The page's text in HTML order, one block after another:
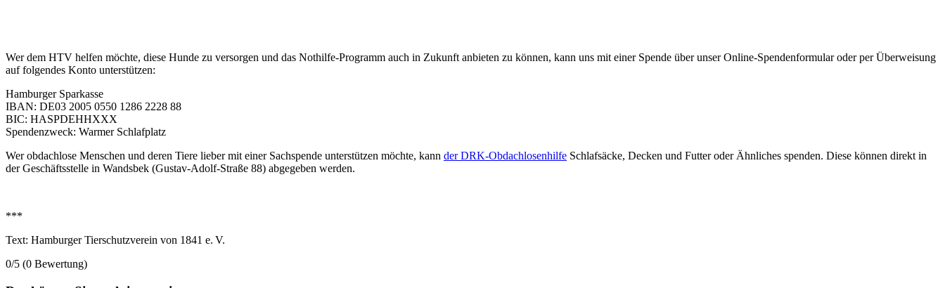
Wer dem HTV helfen möchte, diese Hunde zu versorgen und das Nothilfe-Programm auch in Zukunft anbieten zu können, kann uns mit einer Spende über unser Online-Spendenformular oder per Überweisung
auf folgendes Konto unterstützen:
Hamburger Sparkasse
IBAN: DE03 2005 0550 1286 2228 88
BIC: HASPDEHHXXX
Spendenzweck: Warmer Schlafplatz
Wer obdachlose Menschen und deren Tiere lieber mit einer Sachspende unterstützen möchte, kann der DRK-Obdachlosenhilfe Schlafsäcke, Decken und Futter oder Ähnliches spenden. Diese können direkt in
der Geschäftsstelle in Wandsbek (Gustav-Adolf-Straße 88) abgegeben werden.
***
Text: Hamburger Tierschutzverein von 1841 e. V.
0/5 (0 Bewertung)